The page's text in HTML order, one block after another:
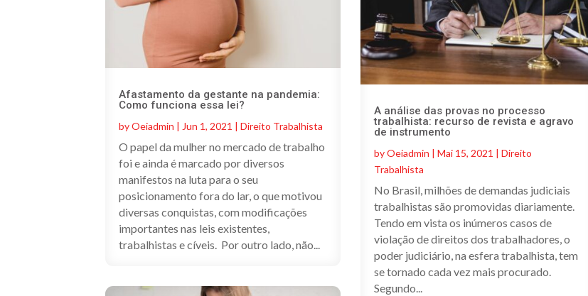
Afastamento da gestante na pandemia:
Como funciona essa lei?
byOeiadmin |Jun 1, 2021 |Direito Trabalhista
O papel da mulher no mercado de trabalho
foi e ainda é marcado por diversos
manifestos na luta para o seu
posicionamento fora do lar, o que motivou
diversas conquistas, com modificações
importantes nas leis existentes,
trabalhistas e cíveis. Por outro lado, não...
A análise das provas no processo
trabalhista: recurso de revista e agravo
de instrumento
byOeiadmin Mai 15, 2021
Direito
Trabalhista
No Brasil, milhões de demandas judiciais
trabalhistas são promovidas diariamente.
Tendo em vista os inúmeros casos de
violação de direitos dos trabalhadores, o
poder judiciário, na esfera trabalhista, tem
se tornado cada vez mais procurado.
Segundo...